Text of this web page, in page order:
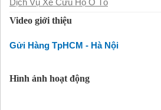
Dịch Vụ Xe Cứu Hộ Ô Tô
Video giới thiệu
Gửi Hàng TpHCM - Hà Nội
Hình ảnh hoạt động